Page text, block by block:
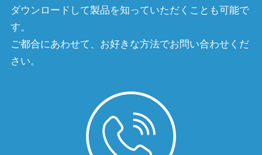
ダウンロードして製品を知っていただくことも可能で
す。
ご都合にあわせて、お好きな方法でお問い合わせくだ
さい。